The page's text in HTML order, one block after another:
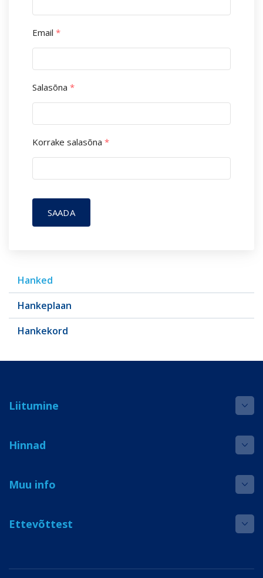
Hanked
Hankeplaan
Hankekord
Email *
Salasõna *
Korrake salasõna *
SAADA
Liitumine
Hinnad
Muu info
Ettevõttest